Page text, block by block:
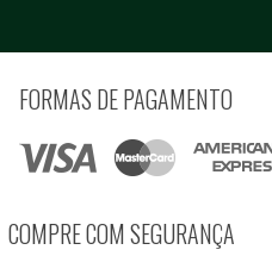
FORMAS DE PAGAMENTO
COMPRE COM SEGURANÇA